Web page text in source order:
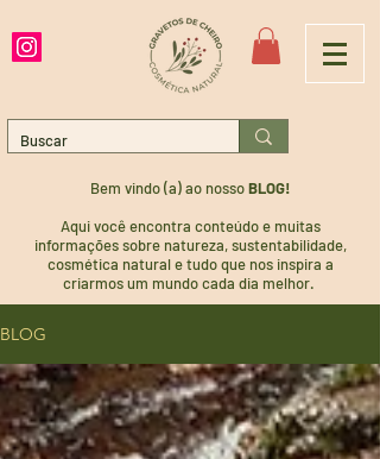
Bem vindo (a) ao nossoBLOG!
Aqui você encontra conteúdo e muitas
informações sobre natureza, sustentabilidade,
cosmética natural e tudo que nos inspira a
criarmos um mundo cada dia melhor.
BLOG